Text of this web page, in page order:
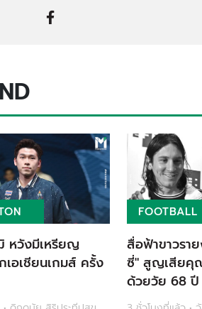
หวังมีเหรียญ
อเชียนเกมส์ ครั้ง
FOOTBALL
สื่อฟ้าขาวรา
ซี่" สูญเสียคุ
ด้วยวัย 68 ปี